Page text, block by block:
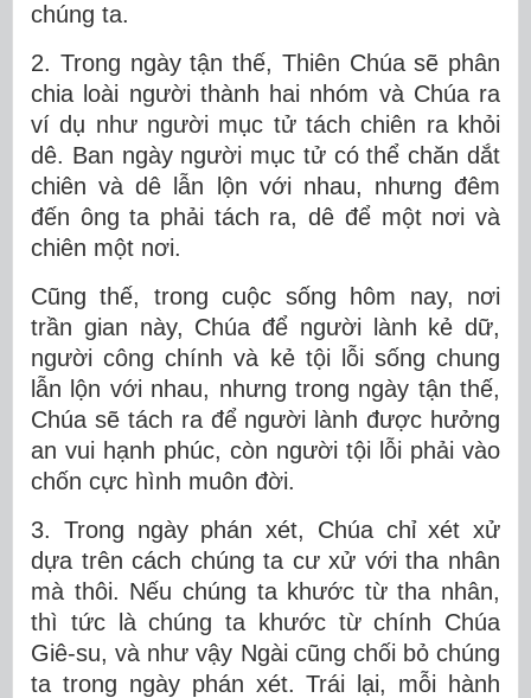
chúng ta.
2. Trong ngày tận thế, Thiên Chúa sẽ phân
chia loài người thành hai nhóm và Chúa ra
ví dụ như người mục tử tách chiên ra khỏi
dê. Ban ngày người mục tử có thể chăn dắt
chiên và dê lẫn lộn với nhau, nhưng đêm
đến ông ta phải tách ra, dê để một nơi và
chiên một nơi.
Cũng thế, trong cuộc sống hôm nay, nơi
trần gian này, Chúa để người lành kẻ dữ,
người công chính và kẻ tội lỗi sống chung
lẫn lộn với nhau, nhưng trong ngày tận thế,
Chúa sẽ tách ra để người lành được hưởng
an vui hạnh phúc, còn người tội lỗi phải vào
chốn cực hình muôn đời.
3. Trong ngày phán xét, Chúa chỉ xét xử
dựa trên cách chúng ta cư xử với tha nhân
mà thôi. Nếu chúng ta khước từ tha nhân,
thì tức là chúng ta khước từ chính Chúa
Giê-su, và như vậy Ngài cũng chối bỏ chúng
ta trong ngày phán xét. Trái lại, mỗi hành